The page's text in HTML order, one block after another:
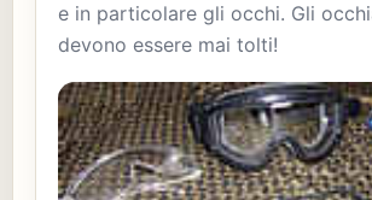
e in particolare gli occhi. Gli
devono essere mai tolti!